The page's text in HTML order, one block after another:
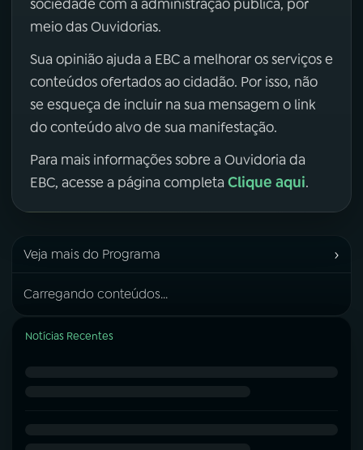
sociedade com a administração pública, por
meio das Ouvidorias.
Sua opinião ajuda a EBC a melhorar os serviços e
conteúdos ofertados ao cidadão. Por isso, não
se esqueça de incluir na sua mensagem o link
do conteúdo alvo de sua manifestação.
Para mais informações sobre a Ouvidoria da
EBC, acesse a página completa Clique aqui.
Veja mais do Programa ›
Carregando conteúdos...
Notícias Recentes